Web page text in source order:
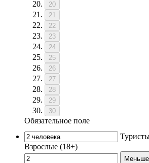
20
21
22
23
24
25
26
27
28
29
30
Обязательное поле
Взрослые (18+)
Меньше